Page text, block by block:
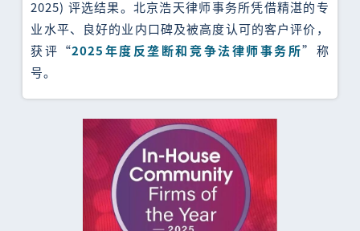
2025) 评选结果。北京浩天律师事务所凭借精湛的专
业水平、良好的业内口碑及被高度认可的客户评价，
获评“2025年度反垄断和竞争法律师事务所”称
号。